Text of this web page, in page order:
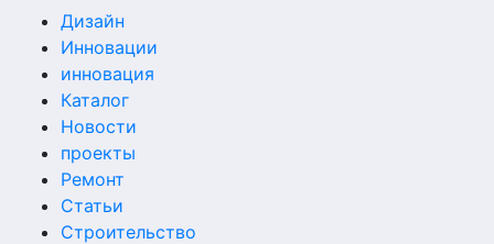
Дизайн
Инновации
инновация
Каталог
Новости
проекты
Ремонт
Статьи
Строительство